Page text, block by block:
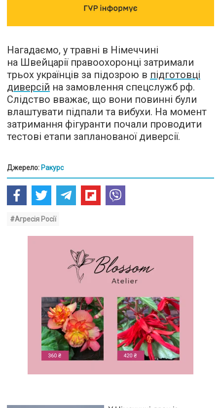
Нагадаємо, у травні в Німеччині
на Швейцарії правоохоронці затримали
трьох українців за підозрою в підготовці
диверсій на замовлення спецслужб рф.
Слідство вважає, що вони повинні були
влаштувати підпали та вибухи. На момент
затримання фігуранти почали проводити
тестові етапи запланованої диверсії.
Джерело: Ракурс
#Агресія Росії